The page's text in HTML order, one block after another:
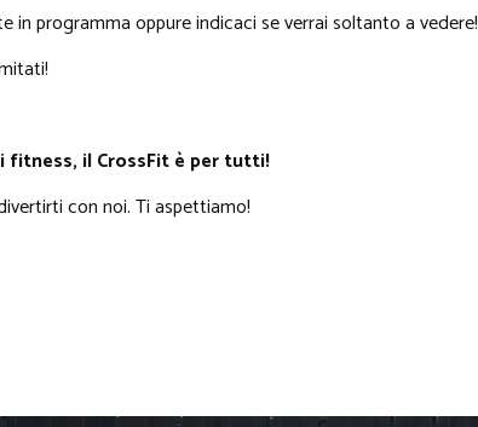
in programma oppure indicaci se verrai soltanto a vedere!
il CrossFit è per tutti!
con noi. Ti aspettiamo!